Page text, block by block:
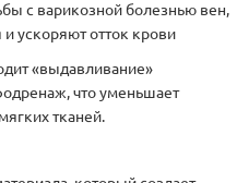
с варикозной болезнью вен,
ускоряют отток крови
«выдавливание»
что уменьшает
тканей.